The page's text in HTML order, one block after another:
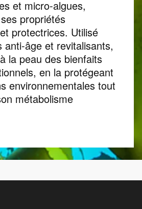
et micro-algues,
propriétés
protectrices. Utilisé
anti-âge et revitalisants,
la peau des bienfaits
en la protégeant
environnementales tout
métabolisme